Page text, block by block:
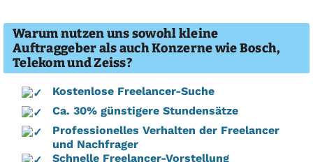
Warum nutzen uns sowohl kleine
Auftraggeber als auch Konzerne wie Bosch,
Telekom und Zeiss?
Kostenlose Freelancer-Suche
Ca. 30% günstigere Stundensätze
Professionelles Verhalten der Freelancer
und Nachfrager
Schnelle Freelancer-Vorstellung